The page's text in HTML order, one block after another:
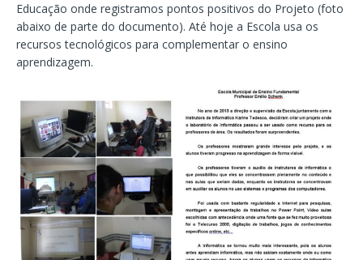
Educação onde registramos pontos positivos do Projeto (foto
abaixo de parte do documento). Até hoje a Escola usa os
recursos tecnológicos para complementar o ensino
aprendizagem.